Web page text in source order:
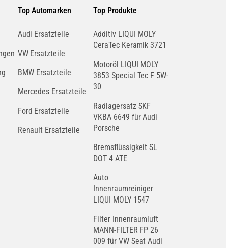
Top Automarken
Audi Ersatzteile
VW Ersatzteile
BMW Ersatzteile
Mercedes Ersatzteile
Ford Ersatzteile
Renault Ersatzteile
Top Produkte
Additiv LIQUI MOLY
CeraTec Keramik 3721
Motoröl LIQUI MOLY
3853 Special Tec F 5W-
30
Radlagersatz SKF
VKBA 6649 für Audi
Porsche
Bremsflüssigkeit SL
DOT 4 ATE
Auto
Innenraumreiniger
LIQUI MOLY 1547
Filter Innenraumluft
MANN-FILTER FP 26
009 für VW Seat Audi